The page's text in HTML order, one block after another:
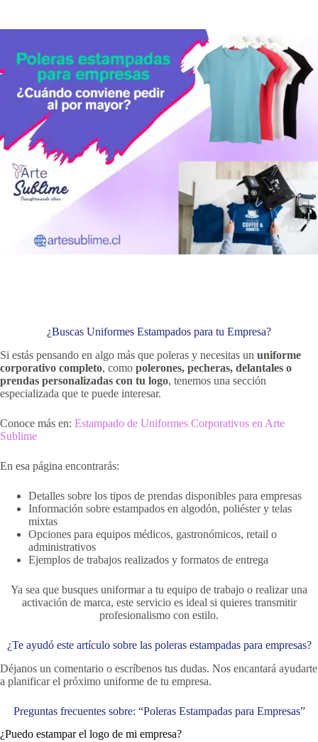
¿Buscas Uniformes Estampados para tu Empresa?
Si estás pensando en algo más que poleras y necesitas un uniforme
corporativo completo, como polerones, pecheras, delantales o
prendas personalizadas con tu logo, tenemos una sección
especializada que te puede interesar.
Conoce más en: Estampado de Uniformes Corporativos en Arte
Sublime
En esa página encontrarás:
Detalles sobre los tipos de prendas disponibles para empresas
Información sobre estampados en algodón, poliéster y telas
mixtas
Opciones para equipos médicos, gastronómicos, retail o
administrativos
Ejemplos de trabajos realizados y formatos de entrega
Ya sea que busques uniformar a tu equipo de trabajo o realizar una
activación de marca, este servicio es ideal si quieres transmitir
profesionalismo con estilo.
¿Te ayudó este artículo sobre las poleras estampadas para empresas?
Déjanos un comentario o escríbenos tus dudas. Nos encantará ayudarte
a planificar el próximo uniforme de tu empresa.
Preguntas frecuentes sobre: “Poleras Estampadas para Empresas”
¿Puedo estampar el logo de mi empresa?